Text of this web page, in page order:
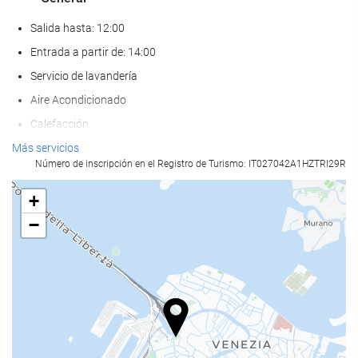
Salida hasta: 12:00
Entrada a partir de: 14:00
Servicio de lavandería
Aire Acondicionado
Calefacción
Ascensor
Habitaciones No fumadores
Hotel no fumadores
Habitaciones insonorizadas
No admite mascotas
Comida y bebida
Restaurante a la carta
Más servicios
Número de inscripción en el Registro de Turismo: IT027042A1HZTRI29R
+
−